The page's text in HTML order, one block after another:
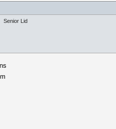
Senior Lid